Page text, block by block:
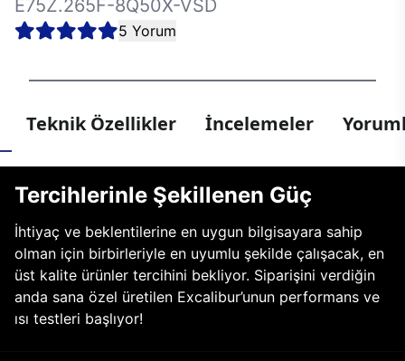
E75Z.265F-8Q50X-VSD
5 Yorum
Teknik Özellikler İncelemeler
Tercihlerinle Şekillenen Güç
İhtiyaç ve beklentilerine en uygun bilgisayara sahip
olman için birbirleriyle en uyumlu şekilde çalışacak, en
üst kalite ürünler tercihini bekliyor. Siparişini verdiğin
anda sana özel üretilen Excalibur’unun performans ve
ısı testleri başlıyor!